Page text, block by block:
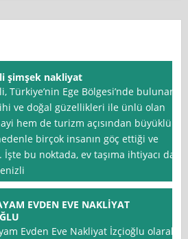
şimşek nakliyat
Türkiye’nin Ege Bölgesi’nde bulunan
ve doğal güzellikleri ile ünlü olan
hem de turizm açısından büyüklük
birçok insanın göç ettiği ve
bu noktada, ev taşıma ihtiyacı da
EVDEN EVE NAKLİYAT
Evden Eve Nakliyat İzçioğlu olarak,